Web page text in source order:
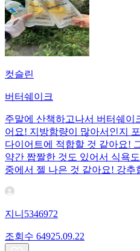
컷슬린
버터쉐이크
주말에 산책하고나서 버터쉐이
어요! 지방함량이 많아서인지
다이어트에 적합할 것 같아요!
약간 짭짤한 것도 있어서 식욕
중에서 젤 나은 것 같아요! 강추
지니5346972
조회수 64925.09.22